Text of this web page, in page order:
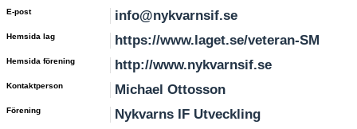
E-post info@nykvarnsif.se
Hemsida lag https://www.laget.se/veteran-SM
Hemsida förening http://www.nykvarnsif.se
Kontaktperson Michael Ottosson
Förening Nykvarns IF Utveckling